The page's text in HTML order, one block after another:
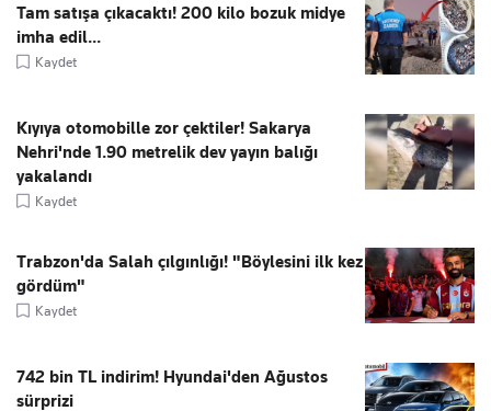
Tam satışa çıkacaktı! 200 kilo bozuk midye
imha edil...
Kaydet
Kıyıya otomobille zor çektiler! Sakarya
Nehri'nde 1.90 metrelik dev yayın balığı
yakalandı
Kaydet
Trabzon'da Salah çılgınlığı! "Böylesini ilk kez
gördüm"
Kaydet
742 bin TL indirim! Hyundai'den Ağustos
sürprizi